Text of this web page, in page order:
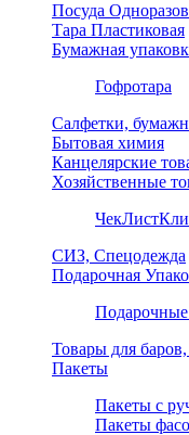
Посуда
Тара Пластиковая
Бумажная
Гофротара
Салфетки,
Бытовая химия
Канцелярские
Хозяйственные
СИЗ, Спецодежда
Подарочная
Товары для
Пакеты
Пакеты с
Пакеты